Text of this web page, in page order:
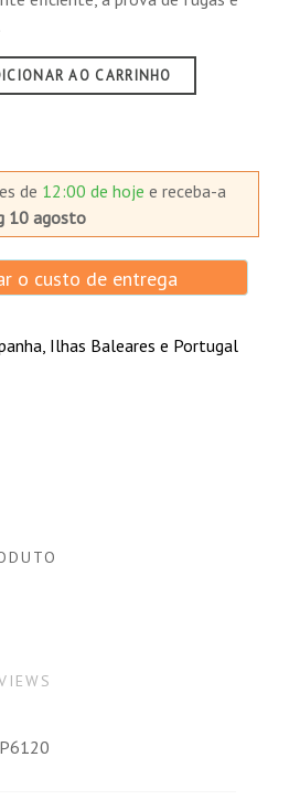
AO CARRINHO
de 12:00 de hojee receba-a
10 agosto
o custo de entrega
Ilhas Baleares e Portugal
14001, OHSMS 18001.
MH14533).
Especial A67 da
transporte aéreo.
não perigoso para transporte
pelo DOT como "carga seca" 49
para transporte terrestre.